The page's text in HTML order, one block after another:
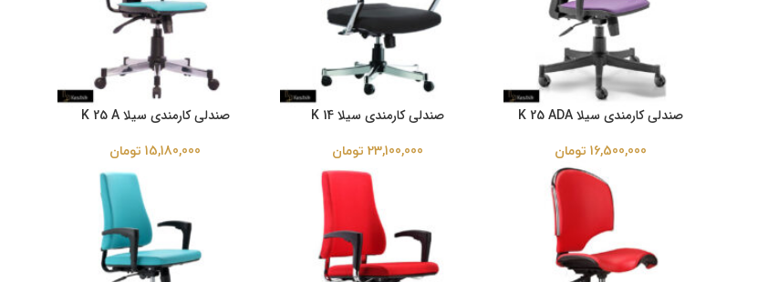
صندلی کارمندی سیلا K 25 ADA
16,500,000 تومان
صندلی کارمندی سیلا K 14
23,100,000 تومان
صندلی کارمندی سیلا K 25 A
15,180,000 تومان